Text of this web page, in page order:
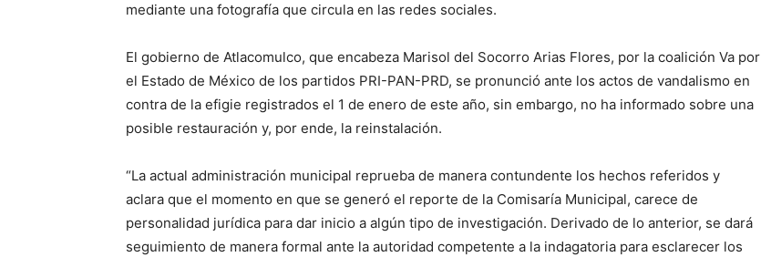
mediante una fotografía que circula en las redes sociales.
El gobierno de Atlacomulco, que encabeza Marisol del Socorro Arias Flores, por la coalición Va por
el Estado de México de los partidos PRI-PAN-PRD, se pronunció ante los actos de vandalismo en
contra de la efigie registrados el 1 de enero de este año, sin embargo, no ha informado sobre una
posible restauración y, por ende, la reinstalación.
“La actual administración municipal reprueba de manera contundente los hechos referidos y
aclara que el momento en que se generó el reporte de la Comisaría Municipal, carece de
personalidad jurídica para dar inicio a algún tipo de investigación. Derivado de lo anterior, se dará
seguimiento de manera formal ante la autoridad competente a la indagatoria para esclarecer los